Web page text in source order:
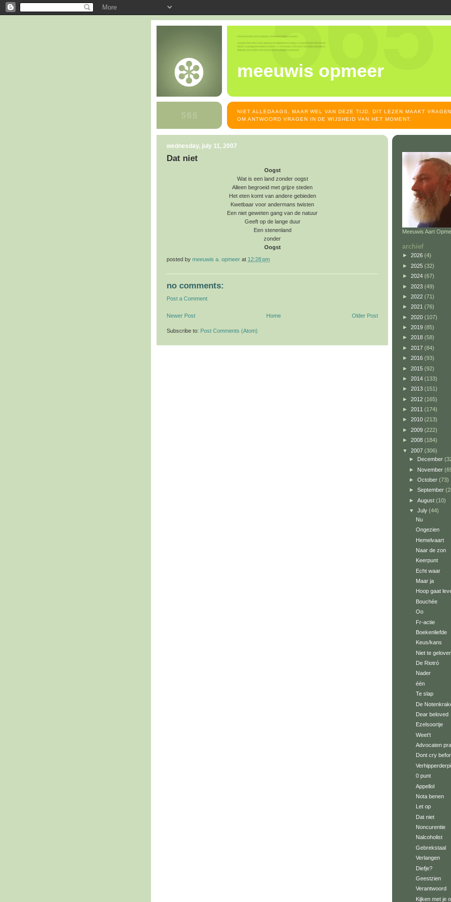
meeuwis opmeer
NIET ALLEDAAGS, MAAR WEL VAN DEZE TIJD, DIT LEZEN MAAKT
OM ANTWOORD VRAGEN IN DE WIJSHEID VAN HET MOMENT.
wednesday, july 11, 2007
Dat niet
Oogst
Wat is een land zonder oogst
Alleen begroeid met grijze steden
Het eten komt van andere gebieden
Kwetbaar voor andermans twisten
Een niet geweten gang van de natuur
Geeft op de lange duur
Een stenenland
zonder
Oogst
posted by meeuwis a. opmeer at 12:28 pm
no comments:
Post a Comment
Newer Post Older Post
Home
Subscribe to: Post Comments (Atom)
Meeuwis Aart
archief
► 2026 (4)
► 2025 (32)
► 2024 (67)
► 2023 (49)
► 2022 (71)
► 2021 (76)
► 2020 (107)
► 2019 (85)
► 2018 (58)
► 2017 (84)
► 2016 (93)
► 2015 (92)
► 2014 (133)
► 2013 (151)
► 2012 (165)
► 2011 (174)
► 2010 (213)
► 2009 (222)
► 2008 (184)
▼ 2007 (306)
► December
► November
► October (73)
► September
► August (10)
▼ July (44)
Nu
Ongezien
Hemelvaart
Naar de zon
Keerpunt
Echt waar
Maar ja
Hoop gaat
Bouchée
Oo
Fr-actie
Boekenliefde
Keus/kans
Niet te
De Riotró
Nader
één
Te slap
De
Dear beloved
Ezelsoortje
Weet't
Advocaten
Dont cry
0 punt
Appellol
Nota benen
Let op
Dat niet
Noncurentie
Nalcoholist
Gebrekstaal
Verlangen
Diefje?
Geestzien
Verantwoord
Kijken met je